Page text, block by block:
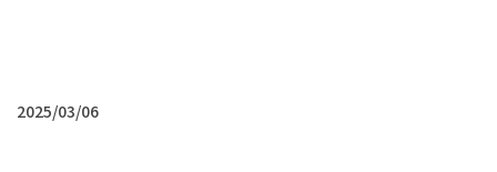
2025/03/06